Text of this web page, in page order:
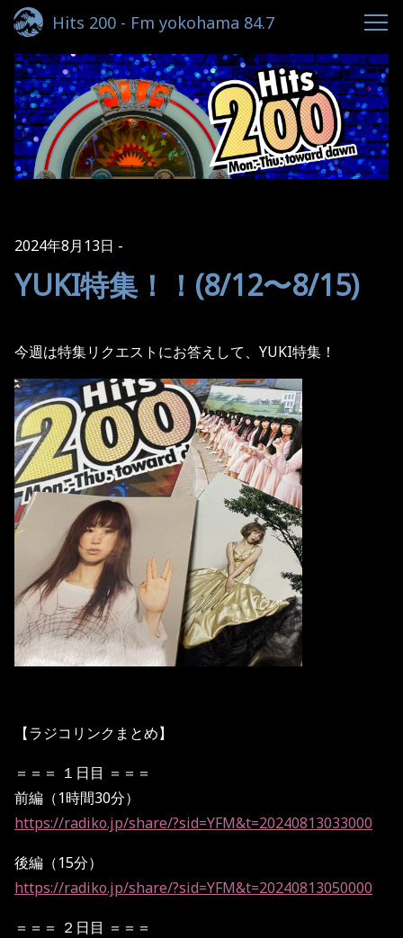
Hits 200 - Fm yokohama 84.7
2024年8月13日
YUKI特集！！(8/12〜8/15)
今週は特集リクエストにお答えして、YUKI特集！
【ラジコリンクまとめ】
＝＝＝ １日目 ＝＝＝
前編（1時間30分）
https://radiko.jp/share/?sid=YFM&t=20240813033000
後編（15分）
https://radiko.jp/share/?sid=YFM&t=20240813050000
＝＝＝ ２日目 ＝＝＝